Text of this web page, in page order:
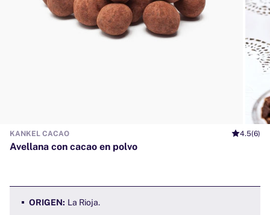
KANKEL CACAO 4.5(6)
Avellana con cacao en polvo
ORIGEN: La Rioja.